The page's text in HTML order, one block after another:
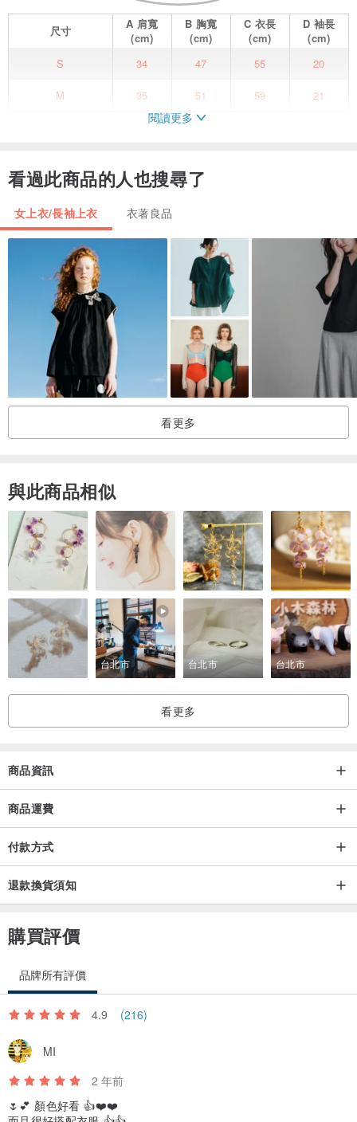
尺寸 A 肩寬
(cm)
B 胸寬
(cm)
C衣長
(cm)
D袖長
(cm)
S
34 47 55 20
M 35 51 59 21
主理,
2012年8月於澳門開設女裝店舖, 除後開發了自家設計及製作的女裝
SHOP COLLECTION系列,系列中的每一件衣服都是由我們工作室團
隊製作的,每款的設計都是只作小量出品。
“The life you love, the love you live”,一直是NEGA C. 跟隨的創作宗
指。品牌以熱愛生活，不被年齡所規限的活潑女性為藍本。以休閒生
活作為主要概念，
融入街頭文化，音樂及藝術等原素，創做出復古中帶可愛淘氣的風
★。關於上衣。★
＋NEGA C. 復古圓領蕾絲半透明網紗圓台袖上衣＋
拼色細節增添復古氣息
配着精緻的半透明網紗袖設計，
增添滿滿的少女感。
★。穿搭重點。★
如果休閒時穿的話，搭配牛仔褲也不錯的哦。
★。布料簡介。★
51%聚酯纖維/48%綿/1%彈性纖維
凹凸紋路觸感, 格仔暗花紋路, 少許彈性
上身不會透光,不需要再打底。
閱讀更多
看過此商品的人也搜尋了
女上衣/長袖上衣 衣著良品
看更多
與此商品相似
台北市 台北市 台北市
看更多
商品資訊
商品運費
付款方式
退款換貨須知
購買評價
品牌所有評價
4.9 (216)
MI
2 年前
🌷💕 顏色好看 👍❤️❤️